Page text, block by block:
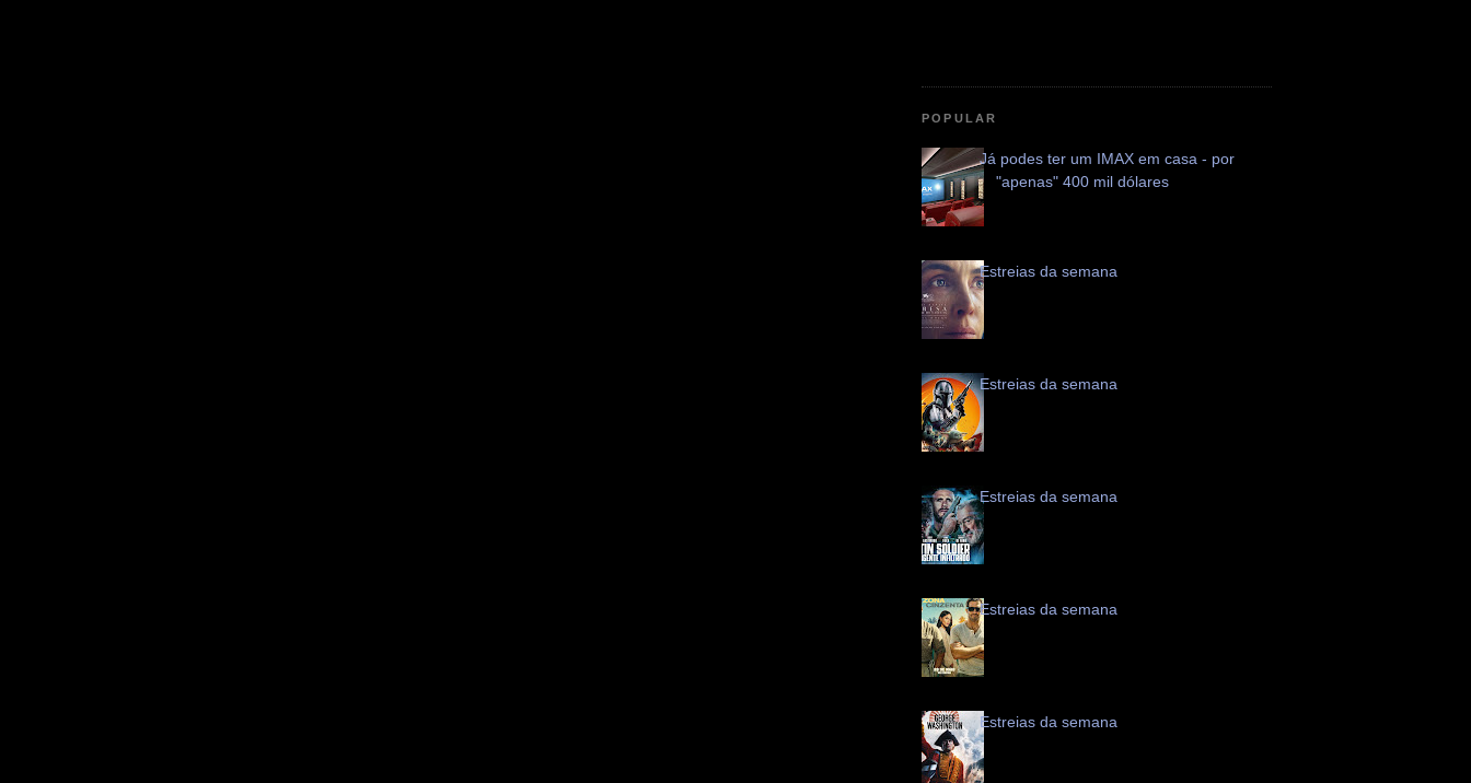
POPULAR
Já podes ter um IMAX em casa - por
"apenas" 400 mil dólares
Estreias da semana
Estreias da semana
Estreias da semana
Estreias da semana
Estreias da semana